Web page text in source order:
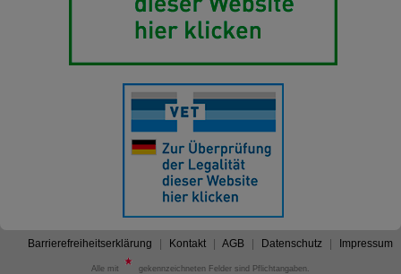
Barrierefreiheitserklärung Kontakt AGB Datenschutz Impressum
Alle mit
gekennzeichneten Felder sind Pflichtangaben.